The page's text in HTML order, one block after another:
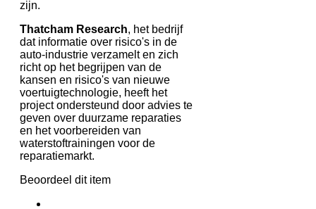
zijn.
Thatcham Research, het bedrijf
dat informatie over risico's in de
auto-industrie verzamelt en zich
richt op het begrijpen van de
kansen en risico's van nieuwe
voertuigtechnologie, heeft het
project ondersteund door advies te
geven over duurzame reparaties
en het voorbereiden van
waterstoftrainingen voor de
reparatiemarkt.
Beoordeel dit item